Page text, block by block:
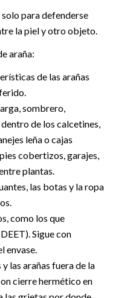
solo para defenderse
la piel y otro objeto.
araña:
de las arañas
sombrero,
de los calcetines,
leña o cajas
cobertizos, garajes,
plantas.
las botas y la ropa
como los que
Sigue con
envase.
las arañas fuera de la
cierre hermético en